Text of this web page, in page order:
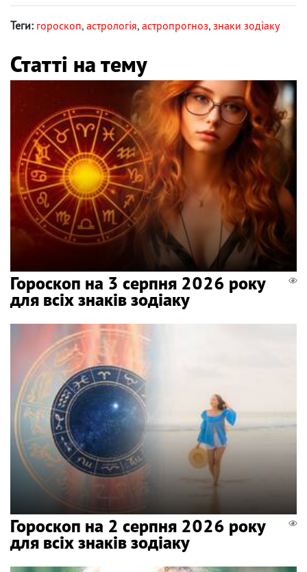
Теги: гороскоп, астрологія, астропрогноз, знаки зодіаку
Статті на тему
Гороскоп на 3 серпня 2026 року
для всіх знаків зодіаку
Гороскоп на 2 серпня 2026 року
для всіх знаків зодіаку